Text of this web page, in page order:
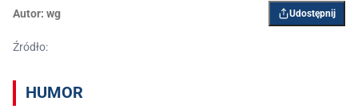
Autor: wg Udostępnij
Źródło:
HUMOR